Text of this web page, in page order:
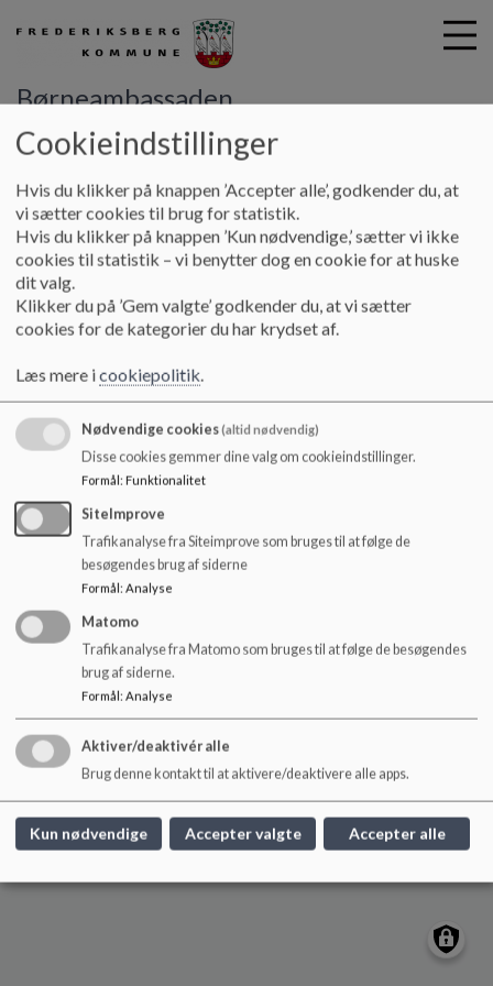
i
Børneambassaden
Forældrebestyrelsen Referater
Referater
Børneambassaden
H.C. Ørstedsvej 19B, 1879 Frederiksberg C
Borneambassaden@frederiksberg.dk
+45 38 21 04 01
EAN NR.
5798009174017
Webtilgængelighed
Sitemap
Cookie politik
Cookieindstillinger
Hvis du klikker på knappen ’Accepter alle’, godkender du, at
vi sætter cookies til brug for statistik.
Hvis du klikker på knappen ’Kun nødvendige,’ sætter vi ikke
cookies til statistik – vi benytter dog en cookie for at huske
dit valg.
Klikker du på ’Gem valgte’ godkender du, at vi sætter
cookies for de kategorier du har krydset af.
Læs mere icookiepolitik.
Nødvendige cookies(altid nødvendig)
Disse cookies gemmer dine valg om cookieindstillinger.
Formål: Funktionalitet
SiteImprove
Trafikanalyse fra Siteimprove som bruges til at følge de
besøgendes brug af siderne
Formål: Analyse
Matomo
Trafikanalyse fra Matomo som bruges til at følge de besøgendes
brug af siderne.
Formål: Analyse
Aktiver/deaktivér alle
Brug denne kontakt til at aktivere/deaktivere alle apps.
Kun nødvendige Accepter valgte Accepter alle